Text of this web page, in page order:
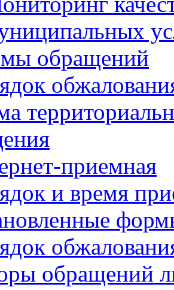
обращений
приемная
и время
обращений